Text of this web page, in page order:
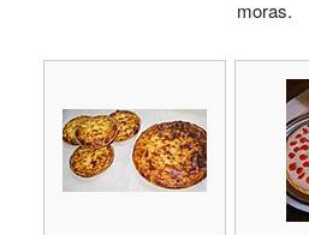
moras.